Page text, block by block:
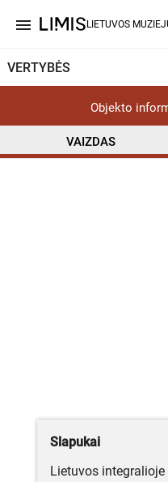
menu LIETUVOS
VERTYBĖS
Objekto
VAIZDAS
CC BY-NC-ND
Slapukai
Lietuvos